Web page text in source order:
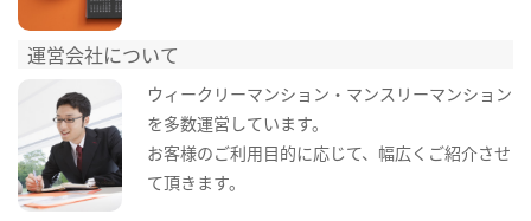
運営会社について
ウィークリーマンション・マンスリーマンション
を多数運営しています。
お客様のご利用目的に応じて、幅広くご紹介させ
て頂きます。